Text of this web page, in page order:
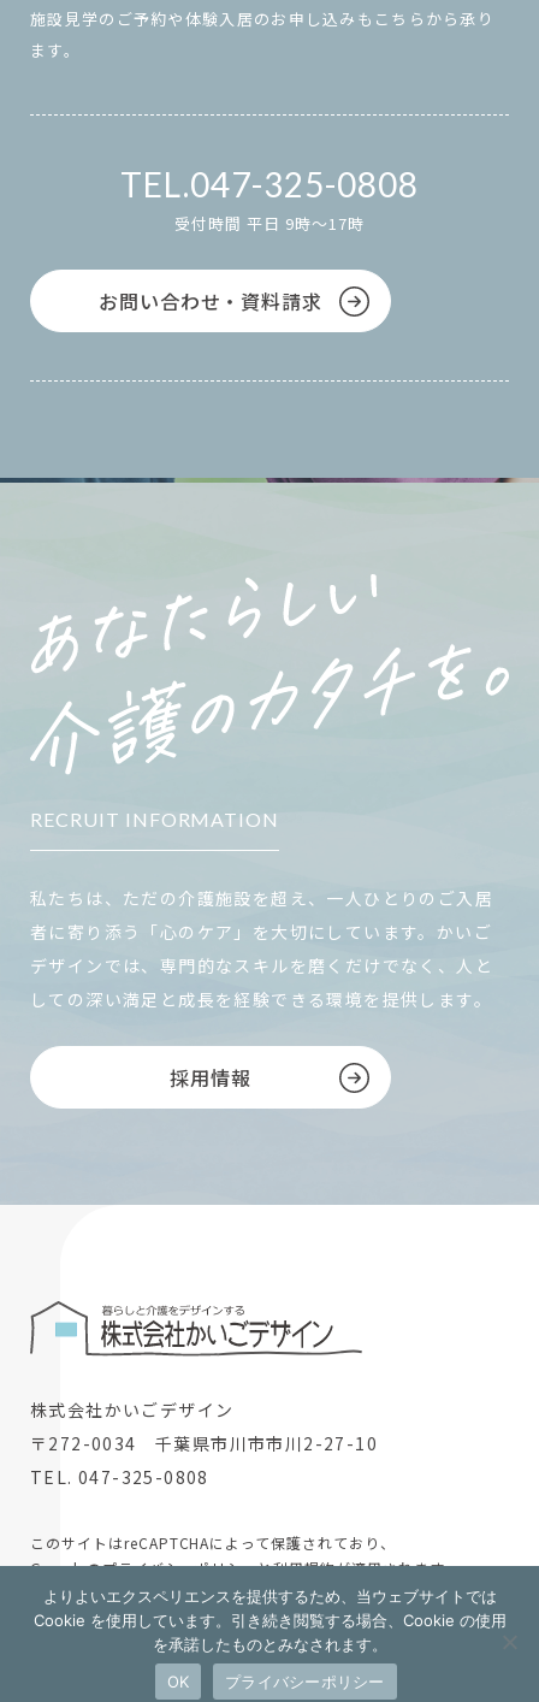
採用情報
施設見学のご予約や体験入居のお申し込みもこちらから承り
ます。
047-325-0808
受付時間 平日 9時～17時
お問い合わせ・資料請求
RECRUIT INFORMATION
私たちは、ただの介護施設を超え、一人ひとりのご入居
者に寄り添う「心のケア」を大切にしています。かいご
デザインでは、専門的なスキルを磨くだけでなく、人と
しての深い満足と成長を経験できる環境を提供します。
採用情報
株式会社かいごデザイン
〒272-0034 千葉県市川市市川2-27-10
TEL. 047-325-0808
このサイトはreCAPTCHAによって保護されており、
Googleのプライバシーポリシーと利用規約が適用されます。
© 2024 株式会社かいごデザイン
よりよいエクスペリエンスを提供するため、当ウェブサイトでは
Cookie を使用しています。引き続き閲覧する場合、Cookie の使用
を承諾したものとみなされます。
OK
プライバシーポリシー